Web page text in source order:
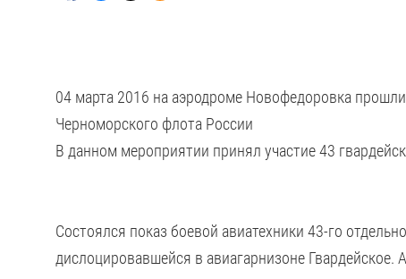
04 марта 2016 на аэродроме Новофедоровка
Черноморского флота России
В данном мероприятии принял участие 43
Состоялся показ боевой авиатехники 43-го
дислоцировавшейся в авиагарнизоне Гвардейское.